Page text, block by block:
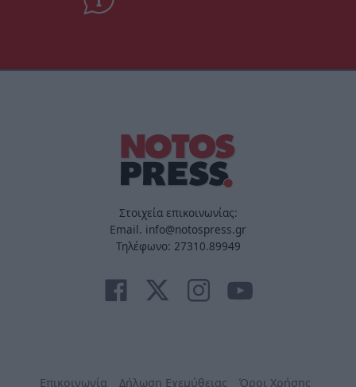
Στοιχεία επικοινωνίας:
Email. info@notospress.gr
Τηλέφωνο: 27310.89949
Επικοινωνία Δήλωση Εχεμύθειας Όροι Χρήσης